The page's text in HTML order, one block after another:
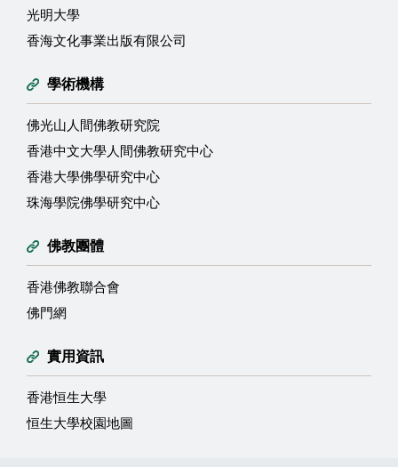
光明大學
香海文化事業出版有限公司
學術機構
佛光山人間佛教研究院
香港中文大學人間佛教研究中心
香港大學佛學研究中心
珠海學院佛學研究中心
佛教團體
香港佛教聯合會
佛門網
實用資訊
香港恒生大學
恒生大學校園地圖